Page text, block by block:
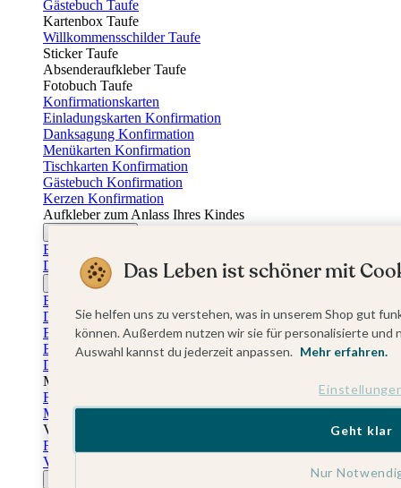
Gästebuch Taufe
Kartenbox Taufe
Willkommensschilder Taufe
Sticker Taufe
Absenderaufkleber Taufe
Fotobuch Taufe
Konfirmationskarten
Einladungskarten Konfirmation
Danksagung Konfirmation
Menükarten Konfirmation
Tischkarten Konfirmation
Gästebuch Konfirmation
Kerzen Konfirmation
Aufkleber zum Anlass Ihres Kindes
Einladungskarten Firmung
Dankeskarten Firmung
Jugendweihekarten
Einladungskarten Jugendweihe
Dankeskarten Jugendweihe
Einschulungskarten
Einladungskarten Einschulung
Danksagung Einschulung
Muttertag
Fotogeschenke Muttertag
Muttertagskarten
Vatertag
Fotogeschenke Vatertag
Vatertagskarten
Das Leben ist schöner mit
Sie helfen uns zu verstehen, was in unserem Shop gut
können. Außerdem nutzen wir sie für personalisierte
Auswahl kannst du jederzeit anpassen. Mehr erfahren.
Nur
Geht klar